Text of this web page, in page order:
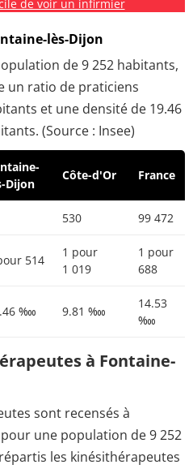
de voir un infirmier
lès-Dijon
de 9 252 habitants,
un ratio de praticiens
et une densité de 19.46
(Source : Insee)
Dijon
Côte-d'Or France
530 99 472
514
1 pour
1 019
1 pour
688
‱ 9.81 ‱
14.53
‱
à Fontaine-
sont recensés à
une population de 9 252
les kinésithérapeutes